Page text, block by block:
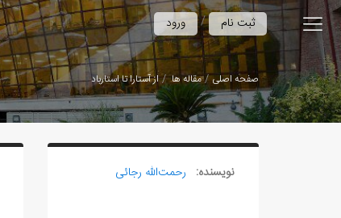
ورود / ثبت نام
صفحه اصلی مقاله ها از آستارا تا استارباد
نویسنده: رحمت‌الله رجائی